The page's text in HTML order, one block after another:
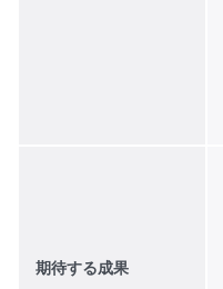
期待する成果